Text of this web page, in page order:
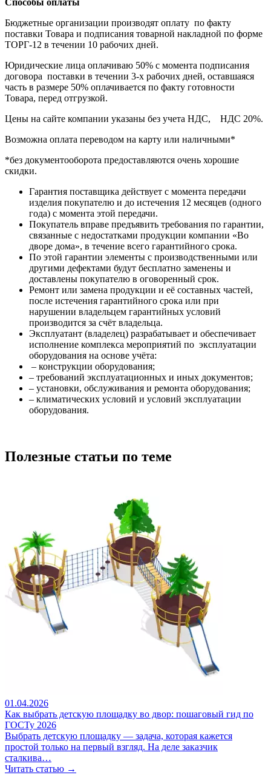
Способы оплаты
Бюджетные организации производят оплату по факту
поставки Товара и подписания товарной накладной по форме
ТОРГ-12 в течении 10 рабочих дней.
Юридические лица оплачиваю 50% с момента подписания
договора поставки в течении 3-х рабочих дней, оставшаяся
часть в размере 50% оплачивается по факту готовности
Товара, перед отгрузкой.
Цены на сайте компании указаны без учета НДС, НДС 20%.
Возможна оплата переводом на карту или наличными*
*без документооборота предоставляются очень хорошие
скидки.
Гарантия поставщика действует с момента передачи
изделия покупателю и до истечения 12 месяцев (одного
года) с момента этой передачи.
Покупатель вправе предъявить требования по гарантии,
связанные с недостатками продукции компании «Во
дворе дома», в течение всего гарантийного срока.
По этой гарантии элементы с производственными или
другими дефектами будут бесплатно заменены и
доставлены покупателю в оговоренный срок.
Ремонт или замена продукции и её составных частей,
после истечения гарантийного срока или при
нарушении владельцем гарантийных условий
производится за счёт владельца.
Эксплуатант (владелец) разрабатывает и обеспечивает
исполнение комплекса мероприятий по эксплуатации
оборудования на основе учёта:
– конструкции оборудования;
– требований эксплуатационных и иных документов;
– установки, обслуживания и ремонта оборудования;
– климатических условий и условий эксплуатации
оборудования.
Полезные статьи по теме
01.04.2026
Как выбрать детскую площадку во двор: пошаговый гид по
ГОСТу 2026
Выбрать детскую площадку — задача, которая кажется
простой только на первый взгляд. На деле заказчик
сталкива…
Читать статью →